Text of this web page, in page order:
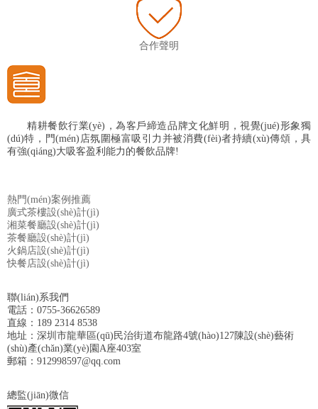
合作聲明
精耕餐飲行業(yè)，為客戶締造品牌文化鮮明，視覺(jué)形象獨
(dú)特，門(mén)店氛圍極富吸引力并被消費(fèi)者持續(xù)傳頌，具
有強(qiáng)大吸客盈利能力的餐飲品牌!
熱門(mén)案例推薦
廣式茶樓設(shè)計(jì)
湘菜餐廳設(shè)計(jì)
茶餐廳設(shè)計(jì)
火鍋店設(shè)計(jì)
快餐店設(shè)計(jì)
聯(lián)系我們
電話：0755-36626589
直線：189 2314 8538
地址：深圳市龍華區(qū)民治街道布龍路4號(hào)127陳設(shè)藝術
(shù)產(chǎn)業(yè)園A座403室
郵箱：912998597@qq.com
總監(jiān)微信